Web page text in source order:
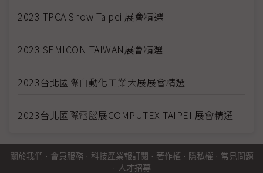
2023 TPCA Show Taipei 展會精選
2023 SEMICON TAIWAN展會精選
2023台北國際自動化工業大展展會精選
2023台北國際電腦展COMPUTEX TAIPEI 展會精選
關於我們 · 會員服務 · 科技產業報訂閱 · 著作權 · 隱私權 · 常見問題
· 人才招募